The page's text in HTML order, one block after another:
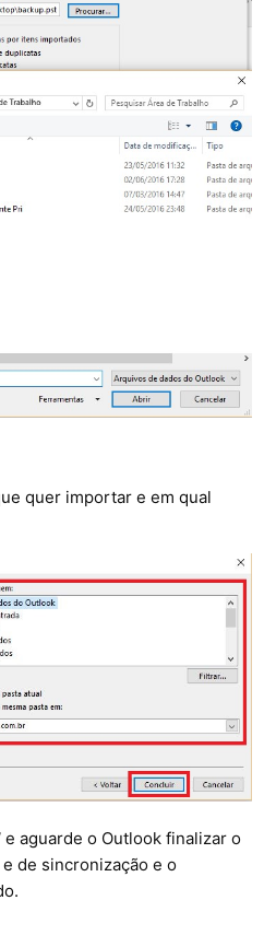
quer importar e em qual
e aguarde o Outlook finalizar o
de sincronização e o